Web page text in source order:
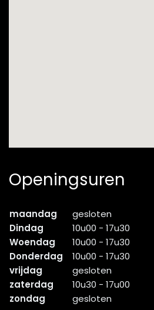
Openingsuren
maandag
gesloten
Dindag
10u00 - 17u30
Woendag
10u00 - 17u30
Donderdag
10u00 - 17u30
vrijdag
gesloten
zaterdag
10u30 - 17u00
zondag
gesloten